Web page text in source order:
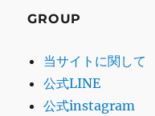
GROUP
当サイトに関して
公式LINE
公式instagram